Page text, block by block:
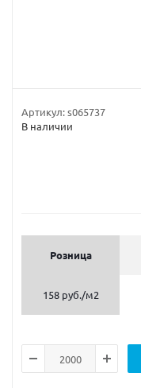
Артикул:s065737
В наличии
Розница
158 руб./м2